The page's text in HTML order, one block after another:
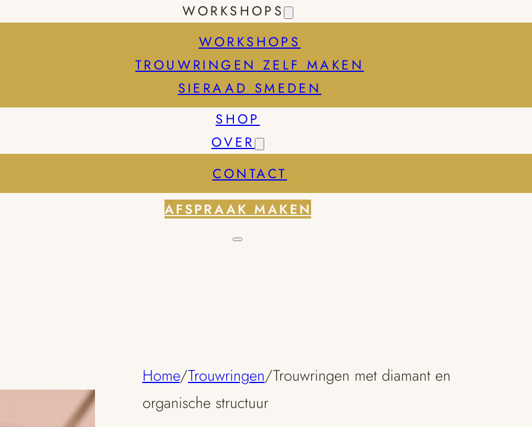
WORKSHOPS
WORKSHOPS
TROUWRINGEN ZELF MAKEN
SIERAAD SMEDEN
SHOP
OVER
CONTACT
AFSPRAAK MAKEN
Home/Trouwringen/Trouwringen met diamant en
organische structuur